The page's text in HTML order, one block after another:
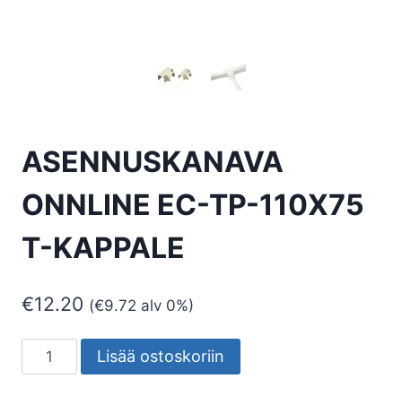
ASENNUSKANAVA
ONNLINE EC-TP-110X75
T-KAPPALE
€12.20 (€9.72 alv 0%)
ASENNUSKANAVA
ONNLINE
Lisää ostoskoriin